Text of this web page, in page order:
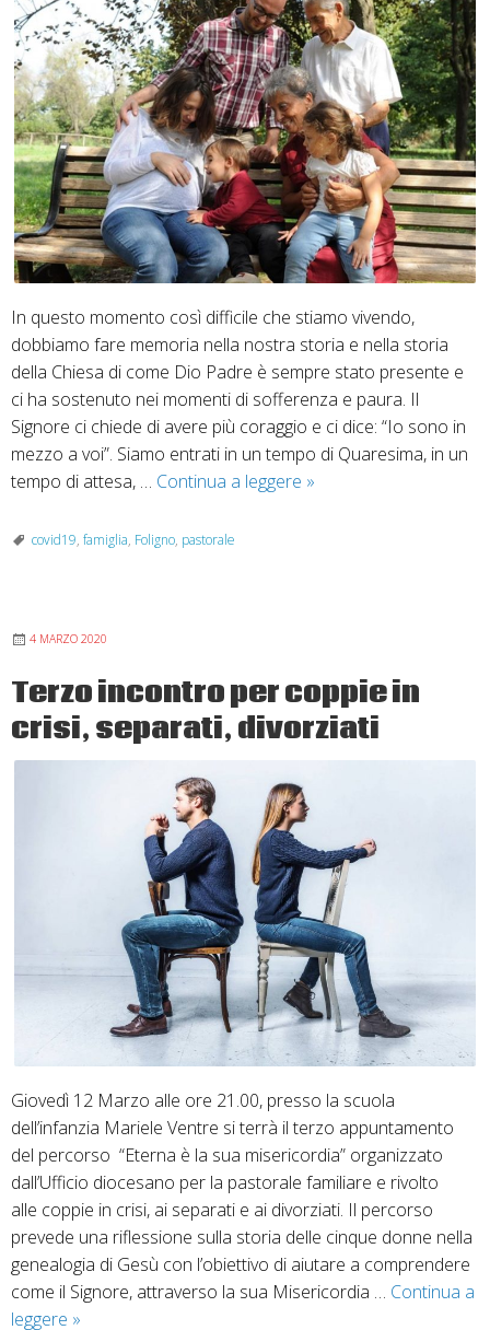
In questo momento così difficile che stiamo vivendo,
dobbiamo fare memoria nella nostra storia e nella storia
della Chiesa di come Dio Padre è sempre stato presente e
ci ha sostenuto nei momenti di sofferenza e paura. Il
Signore ci chiede di avere più coraggio e ci dice: “Io sono in
mezzo a voi”. Siamo entrati in un tempo di Quaresima, in un
tempo di attesa, … Continua a leggere COVID19:
familiare
e
»
covid19, famiglia, Foligno, pastorale
4 MARZO 2020
Terzo incontro per coppie in
crisi, separati, divorziati
Giovedì 12 Marzo alle ore 21.00, presso la scuola
dell’infanzia Mariele Ventre si terrà il terzo appuntamento
del percorso “Eterna è la sua misericordia” organizzato
dall’Ufficio diocesano per la pastorale familiare e rivolto
alle coppie in crisi, ai separati e ai divorziati. Il percorso
prevede una riflessione sulla storia delle cinque donne nella
genealogia di Gesù con l’obiettivo di aiutare a comprendere
come il Signore, attraverso la sua Misericordia … Continua a
leggere Terzo
»